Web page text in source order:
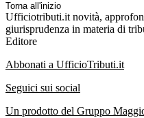
Torna all'inizio
Ufficiotributi.it novità,
giurisprudenza in materia di
Editore
Abbonati a UfficioTributi.it
Seguici sui social
Un prodotto del Gruppo